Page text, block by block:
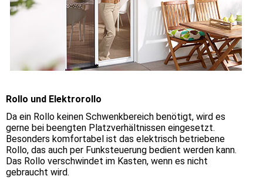
Rollo und Elektrorollo
Da ein Rollo keinen Schwenkbereich benötigt, wird es
gerne bei beengten Platzverhältnissen eingesetzt.
Besonders komfortabel ist das elektrisch betriebene
Rollo, das auch per Funksteuerung bedient werden kann.
Das Rollo verschwindet im Kasten, wenn es nicht
gebraucht wird.